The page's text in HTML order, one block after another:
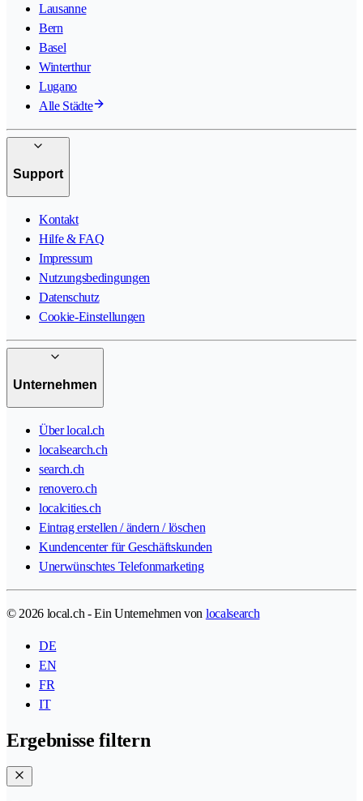
Lausanne
Bern
Basel
Winterthur
Lugano
Alle Städte
Support
Kontakt
Hilfe & FAQ
Impressum
Nutzungsbedingungen
Datenschutz
Cookie-Einstellungen
Unternehmen
Über local.ch
localsearch.ch
search.ch
renovero.ch
localcities.ch
Eintrag erstellen / ändern / löschen
Kundencenter für Geschäftskunden
Unerwünschtes Telefonmarketing
© 2026 local.ch - Ein Unternehmen von localsearch
DE
EN
FR
IT
Ergebnisse filtern